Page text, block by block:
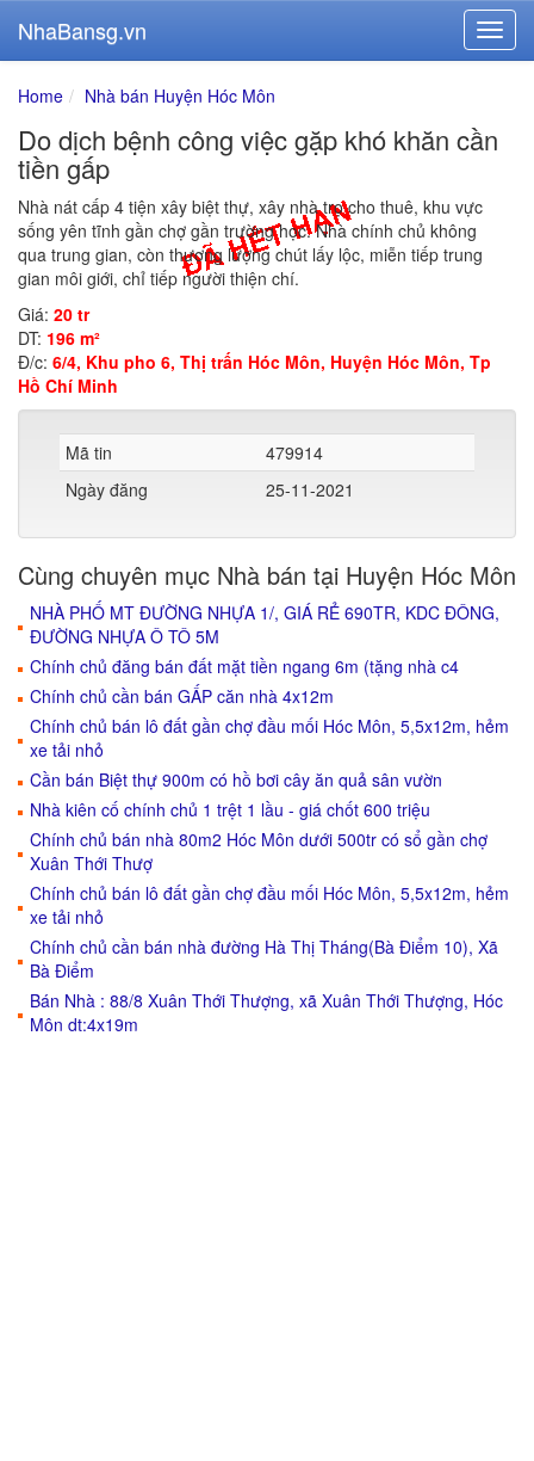
NhaBansg.vn
Home Nhà bán Huyện Hóc Môn
Do dịch bệnh công việc gặp khó khăn cần
tiền gấp
Nhà nát cấp 4 tiện xây biệt thự, xây nhà trọ cho thuê, khu vực
sống yên tĩnh gần chợ gần trường học. Nhà chính chủ không
qua trung gian, còn thương lượng chút lấy lộc, miễn tiếp trung
gian môi giới, chỉ tiếp người thiện chí.
Giá: 20 tr
DT: 196 m²
Đ/c: 6/4, Khu pho 6, Thị trấn Hóc Môn, Huyện Hóc Môn, Tp
Hồ Chí Minh
Mã tin
479914
Ngày đăng
25-11-2021
Cùng chuyên mục Nhà bán tại Huyện Hóc Môn
NHÀ PHỐ MT ĐƯỜNG NHỰA 1/, GIÁ RẺ 690TR, KDC ĐÔNG,
ĐƯỜNG NHỰA Ô TÔ 5M
Chính chủ đăng bán đất mặt tiền ngang 6m (tặng nhà c4
Chính chủ cần bán GẤP căn nhà 4x12m
Chính chủ bán lô đất gần chợ đầu mối Hóc Môn, 5,5x12m, hẻm
xe tải nhỏ
Cần bán Biệt thự 900m có hồ bơi cây ăn quả sân vườn
Nhà kiên cố chính chủ 1 trệt 1 lầu - giá chốt 600 triệu
Chính chủ bán nhà 80m2 Hóc Môn dưới 500tr có sổ gần chợ
Xuân Thới Thượ
Chính chủ bán lô đất gần chợ đầu mối Hóc Môn, 5,5x12m, hẻm
xe tải nhỏ
Chính chủ cần bán nhà đường Hà Thị Tháng(Bà Điểm 10), Xã
Bà Điểm
Bán Nhà : 88/8 Xuân Thới Thượng, xã Xuân Thới Thượng, Hóc
Môn dt:4x19m